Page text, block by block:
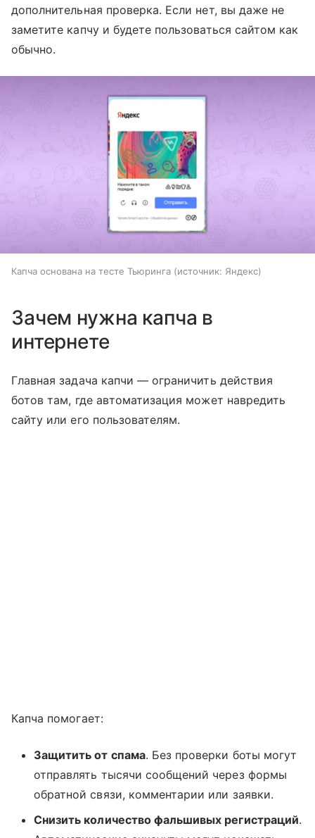
дополнительная проверка. Если нет, вы даже не
заметите капчу и будете пользоваться сайтом как
обычно.
Капча основана на тесте Тьюринга источник: Яндекс
Зачем нужна капча в
интернете
Главная задача капчи — ограничить действия
ботов там, где автоматизация может навредить
сайту или его пользователям.
Капча помогает:
Защитить от спама. Без проверки боты могут
отправлять тысячи сообщений через формы
обратной связи, комментарии или заявки.
Снизить количество фальшивых регистраций.